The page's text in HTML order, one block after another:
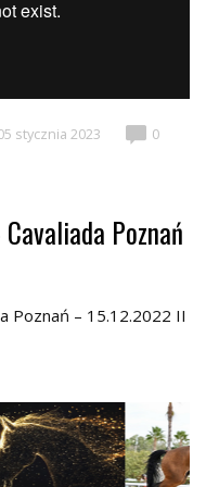
stycznia 2023 0
Poznań
Poznań – 15.12.2022 II